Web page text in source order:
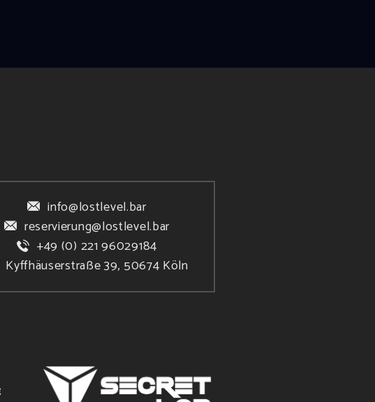
info@lostlevel.bar
reservierung@lostlevel.bar
+49 (0) 221 96029184
Kyffhäuserstraße 39, 50674 Köln